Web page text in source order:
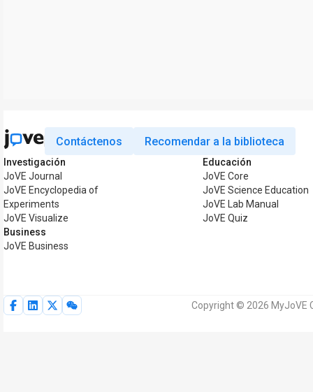
Contáctenos Recomendar a la biblioteca
Investigación
JoVE Journal
JoVE Encyclopedia of
Experiments
JoVE Visualize
Business
JoVE Business
Educación
JoVE Core
JoVE Science Education
JoVE Lab Manual
JoVE Quiz
Copyright © 2026 MyJoVE